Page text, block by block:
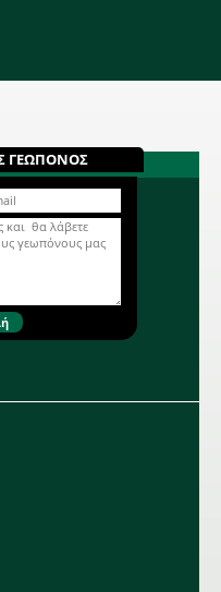
ΓΕΩΠΟΝΟΣ